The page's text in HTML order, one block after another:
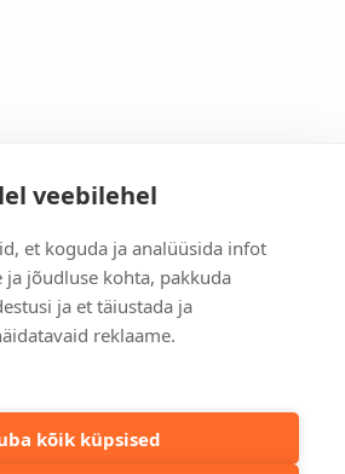
veebilehel
et koguda ja analüüsida infot
ja jõudluse kohta, pakkuda
ja et täiustada ja
reklaame.
kõik küpsised